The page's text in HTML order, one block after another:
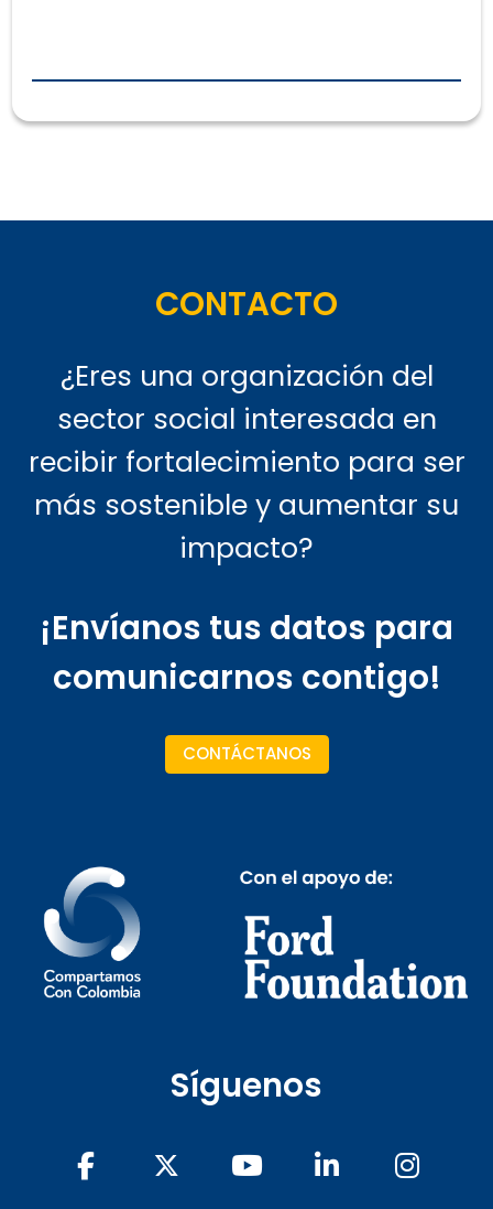
CONTACTO
¿Eres una organización del
sector social interesada en
recibir fortalecimiento para ser
más sostenible y aumentar su
impacto?
¡Envíanos tus datos para
comunicarnos contigo!
CONTÁCTANOS
Síguenos